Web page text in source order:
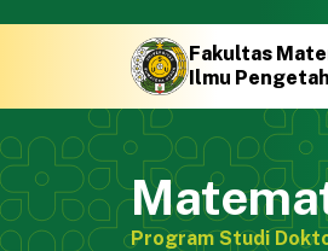
Ilmu
Fakultas
Ilmu
Program Studi